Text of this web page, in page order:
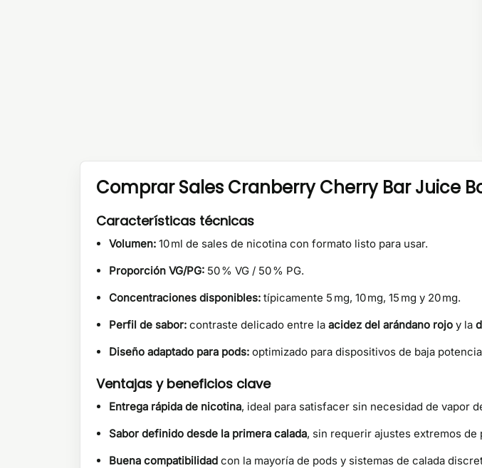
Comprar Sales Cranberry Cherry Bar Juice
Características técnicas
Volumen: 10 ml de sales de nicotina con formato listo para usar.
Proporción VG/PG: 50 % VG / 50 % PG.
Concentraciones disponibles: típicamente 5 mg, 10 mg, 15 mg y 20 mg.
Perfil de sabor: contraste delicado entre la acidez del arándano rojo y la
Diseño adaptado para pods: optimizado para dispositivos de baja
Ventajas y beneficios clave
Entrega rápida de nicotina, ideal para satisfacer sin necesidad de vapor
Sabor definido desde la primera calada, sin requerir ajustes extremos de
Buena compatibilidad con la mayoría de pods y sistemas de calada